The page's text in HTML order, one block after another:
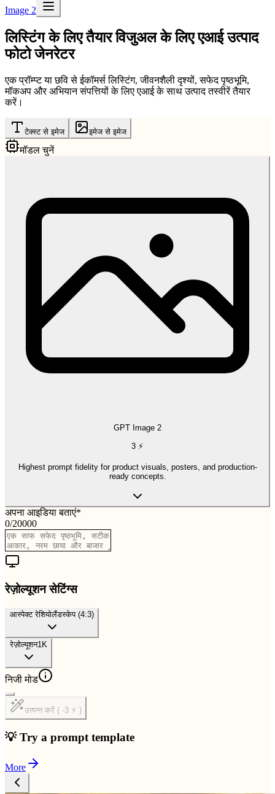
Image 2
लिस्टिंग के लिए तैयार विजुअल के लिए एआई उत्पाद
फोटो जेनरेटर
एक प्रॉम्प्ट या छवि से ईकॉमर्स लिस्टिंग, जीवनशैली दृश्यों, सफेद पृष्ठभूमि,
मॉकअप और अभियान संपत्तियों के लिए एआई के साथ उत्पाद तस्वीरें तैयार
करें।
टेक्स्ट से इमेज इमेज से इमेज
मॉडल चुनें
GPT Image 2
3 ⚡
Highest prompt fidelity for product visuals, posters, and production-
ready concepts.
अपना आइडिया बताएं*
0/20000
रेज़ोल्यूशन सेटिंग्स
आस्पेक्ट रेशियोलैंडस्केप (4:3)
रेज़ोल्यूशन1K
निजी मोड
उत्पन्न करें ( -3 ⚡ )
💡 Try a prompt template
More